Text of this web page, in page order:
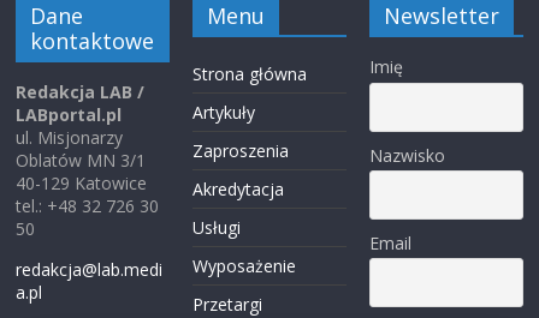
Dane
kontaktowe
Redakcja LAB /
LABportal.pl
ul. Misjonarzy
Oblatów MN 3/1
40-129 Katowice
tel.: +48 32 726 30
50
redakcja@lab.medi
a.pl
Menu
Strona główna
Artykuły
Zaproszenia
Akredytacja
Usługi
Wyposażenie
Przetargi
Newsletter
Imię
Nazwisko
Email